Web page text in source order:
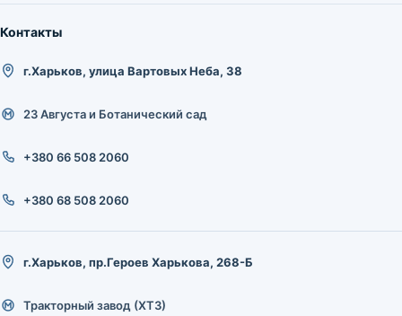
Контакты
г.Харьков, улица Вартовых Неба, 38
23 Августа и Ботанический сад
+380 66 508 2060
+380 68 508 2060
г.Харьков, пр.Героев Харькова, 268-Б
Тракторный завод (ХТЗ)